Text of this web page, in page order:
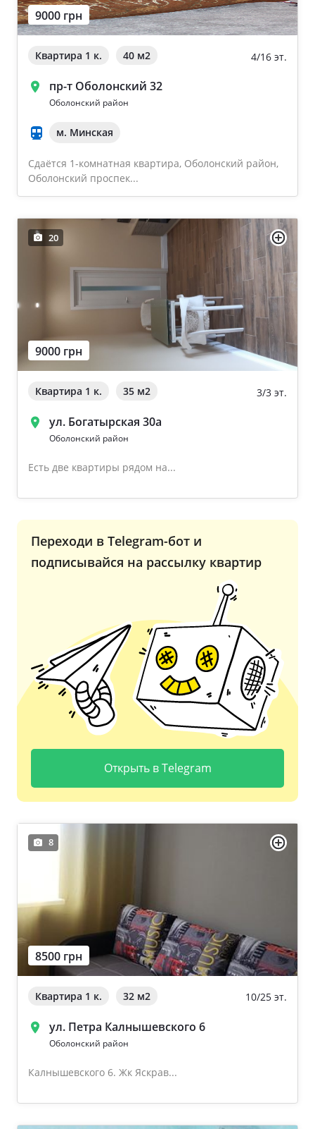
Ворзель
Борисполь
Буча
Дом 2000-2009 года
Новострой
Частный дом
Общая площадь квартиры
От 40
От 60
От 80
9000 грн
Квартира 1 к. 40 м2 4/16 эт.
пр-т Оболонский 32
Оболонский район
м. Минская
Сдаётся 1-комнатная квартира, Оболонский район,
Оболонский проспек...
20
9000 грн
Квартира 1 к. 35 м2 3/3 эт.
ул. Богатырская 30а
Оболонский район
Есть две квартиры рядом на...
8
8500 грн
Квартира 1 к. 32 м2 10/25 эт.
ул. Петра Калнышевского 6
Оболонский район
Калнышевского 6. Жк Яскрав...
Переходи в Telegram-бот и
подписывайся на рассылку квартир
Открыть в Telegram